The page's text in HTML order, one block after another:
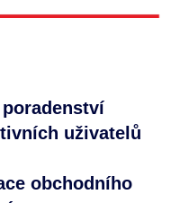
uživatelů
obchodního